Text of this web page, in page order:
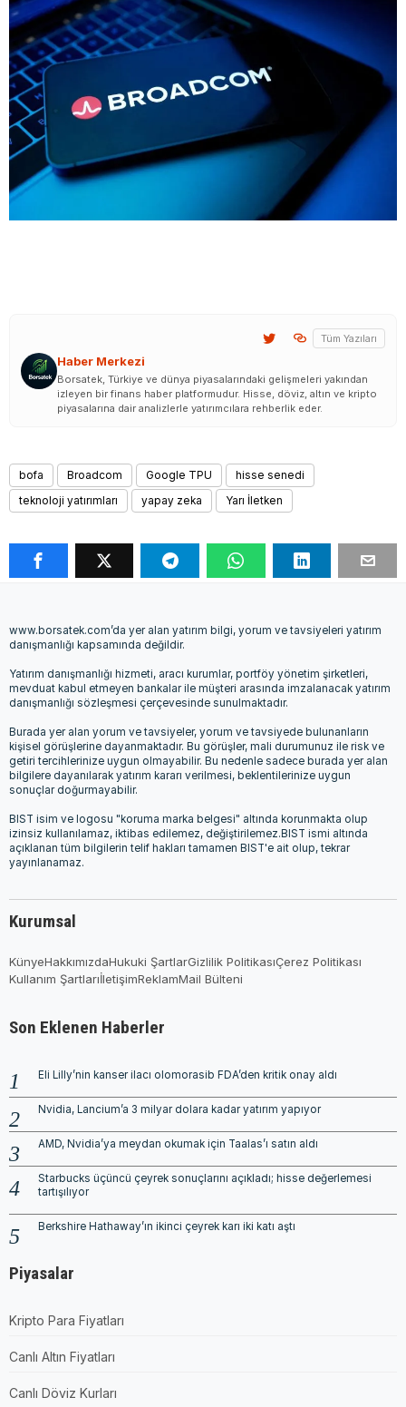
Haber Merkezi
Tüm Yazıları
Borsatek, Türkiye ve dünya piyasalarındaki gelişmeleri yakından
izleyen bir finans haber platformudur. Hisse, döviz, altın ve kripto
piyasalarına dair analizlerle yatırımcılara rehberlik eder.
bofa Broadcom Google TPU
hisse senedi
teknoloji yatırımları
yapay zeka Yarı İletken
www.borsatek.com’da yer alan yatırım bilgi, yorum ve tavsiyeleri yatırım
danışmanlığı kapsamında değildir.
Yatırım danışmanlığı hizmeti, aracı kurumlar, portföy yönetim şirketleri,
mevduat kabul etmeyen bankalar ile müşteri arasında imzalanacak yatırım
danışmanlığı sözleşmesi çerçevesinde sunulmaktadır.
Burada yer alan yorum ve tavsiyeler, yorum ve tavsiyede bulunanların
kişisel görüşlerine dayanmaktadır. Bu görüşler, mali durumunuz ile risk ve
getiri tercihlerinize uygun olmayabilir. Bu nedenle sadece burada yer alan
bilgilere dayanılarak yatırım kararı verilmesi, beklentilerinize uygun
sonuçlar doğurmayabilir.
BIST isim ve logosu "koruma marka belgesi" altında korunmakta olup
izinsiz kullanılamaz, iktibas edilemez, değiştirilemez.BIST ismi altında
açıklanan tüm bilgilerin telif hakları tamamen BIST'e ait olup, tekrar
yayınlanamaz.
Kurumsal
KünyeHakkımızdaHukuki ŞartlarGizlilik PolitikasıÇerez Politikası
Kullanım ŞartlarıİletişimReklamMail Bülteni
Son Eklenen Haberler
Eli Lilly’nin kanser ilacı olomorasib FDA’den kritik onay aldı
Nvidia, Lancium’a 3 milyar dolara kadar yatırım yapıyor
AMD, Nvidia’ya meydan okumak için Taalas’ı satın aldı
Starbucks üçüncü çeyrek sonuçlarını açıkladı; hisse değerlemesi
tartışılıyor
Berkshire Hathaway’ın ikinci çeyrek karı iki katı aştı
Piyasalar
Kripto Para Fiyatları
Canlı Altın Fiyatları
Canlı Döviz Kurları